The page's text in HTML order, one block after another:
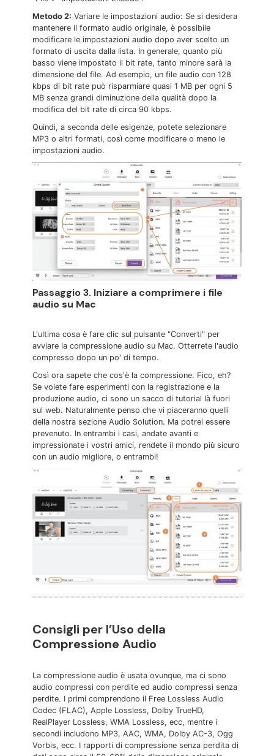
Metodo 2: Variare le impostazioni audio: Se si desidera
mantenere il formato audio originale, è possibile
modificare le impostazioni audio dopo aver scelto un
formato di uscita dalla lista. In generale, quanto più
basso viene impostato il bit rate, tanto minore sarà la
dimensione del file. Ad esempio, un file audio con 128
kbps di bit rate può risparmiare quasi 1 MB per ogni 5
MB senza grandi diminuzione della qualità dopo la
modifica del bit rate di circa 90 kbps.
Quindi, a seconda delle esigenze, potete selezionare
MP3 o altri formati, così come modificare o meno le
impostazioni audio.
Passaggio 3. Iniziare a comprimere i file
audio su Mac
L'ultima cosa è fare clic sul pulsante "Converti" per
avviare la compressione audio su Mac. Otterrete l'audio
compresso dopo un po' di tempo.
Così ora sapete che cos'è la compressione. Fico, eh?
Se volete fare esperimenti con la registrazione e la
produzione audio, ci sono un sacco di tutorial là fuori
sul web. Naturalmente penso che vi piaceranno quelli
della nostra sezione Audio Solution. Ma potrei essere
prevenuto. In entrambi i casi, andate avanti e
impressionate i vostri amici, rendete il mondo più sicuro
con un audio migliore, o entrambi!
Consigli per l’Uso della
Compressione Audio
La compressione audio è usata ovunque, ma ci sono
audio compressi con perdite ed audio compressi senza
perdite. I primi comprendono il Free Lossless Audio
Codec (FLAC), Apple Lossless, Dolby TrueHD,
RealPlayer Lossless, WMA Lossless, ecc, mentre i
secondi includono MP3, AAC, WMA, Dolby AC-3, Ogg
Vorbis, ecc. I rapporti di compressione senza perdita di